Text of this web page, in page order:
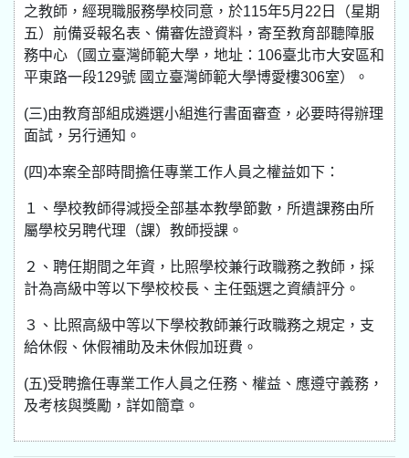
之教師，經現職服務學校同意，於115年5月22日（星期
五）前備妥報名表、備審佐證資料，寄至教育部聽障服
務中心（國立臺灣師範大學，地址：106臺北市大安區和
平東路一段129號 國立臺灣師範大學博愛樓306室）。
(三)由教育部組成遴選小組進行書面審查，必要時得辦理
面試，另行通知。
(四)本案全部時間擔任專業工作人員之權益如下：
１、學校教師得減授全部基本教學節數，所遺課務由所
屬學校另聘代理（課）教師授課。
２、聘任期間之年資，比照學校兼行政職務之教師，採
計為高級中等以下學校校長、主任甄選之資績評分。
３、比照高級中等以下學校教師兼行政職務之規定，支
給休假、休假補助及未休假加班費。
(五)受聘擔任專業工作人員之任務、權益、應遵守義務，
及考核與獎勵，詳如簡章。